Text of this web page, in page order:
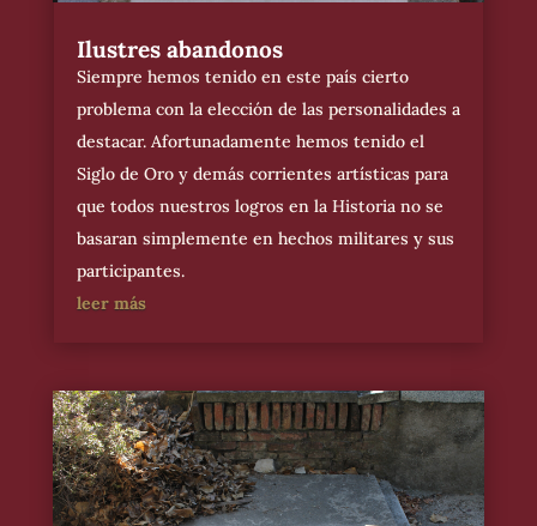
Ilustres abandonos
Siempre hemos tenido en este país cierto
problema con la elección de las personalidades a
destacar. Afortunadamente hemos tenido el
Siglo de Oro y demás corrientes artísticas para
que todos nuestros logros en la Historia no se
basaran simplemente en hechos militares y sus
participantes.
leer más